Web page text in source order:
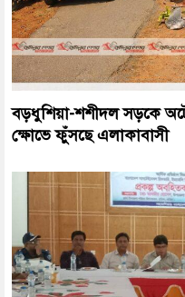
বড়ধুশিয়া-শশীদল সড়কে
ক্ষোভে ফুঁসছে এলাকাবাসী